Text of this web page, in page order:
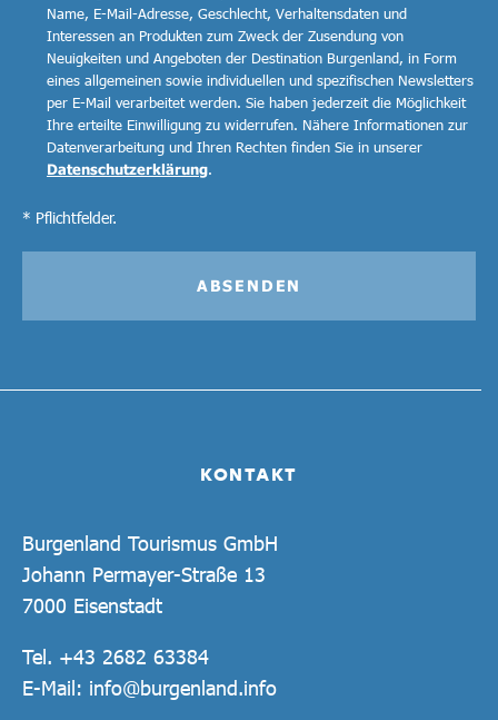
KONTAKT
Burgenland Tourismus GmbH
Johann Permayer-Straße 13
7000 Eisenstadt
Tel. +43 2682 63384
E-Mail: info@burgenland.info
Name, E-Mail-Adresse, Geschlecht, Verhaltensdaten und
Interessen an Produkten zum Zweck der Zusendung von
Neuigkeiten und Angeboten der Destination Burgenland, in Form
eines allgemeinen sowie individuellen und spezifischen Newsletters
per E-Mail verarbeitet werden. Sie haben jederzeit die Möglichkeit
Ihre erteilte Einwilligung zu widerrufen. Nähere Informationen zur
Datenverarbeitung und Ihren Rechten finden Sie in unserer
Datenschutzerklärung.
* Pflichtfelder.
ABSENDEN